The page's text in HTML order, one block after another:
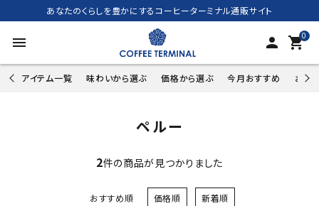
あなたのくらしを豊かにするコーヒーターミナル通販サイト
menu person 0
shopping_cart
アイテム一覧 味わいから選ぶ 価格から選ぶ 今月おすすめ お試
ペルー
2件の商品が見つかりました
おすすめ順 価格順 新着順